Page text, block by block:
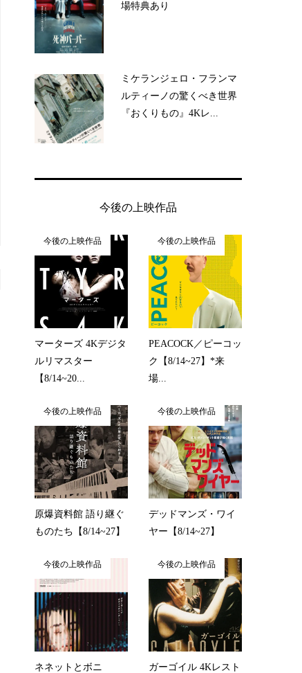
場特典あり
ミケランジェロ・フランマ
ルティーノの驚くべき世界
『おくりもの』4Kレ...
今後の上映作品
今後の上映作品
マーターズ 4Kデジタ
ルリマスター
【8/14~20...
今後の上映作品
PEACOCK／ピーコッ
ク【8/14~27】*来
場...
今後の上映作品
原爆資料館 語り継ぐ
ものたち【8/14~27】
今後の上映作品
デッドマンズ・ワイ
ヤー【8/14~27】
今後の上映作品
ネネットとボニ
今後の上映作品
ガーゴイル 4Kレスト